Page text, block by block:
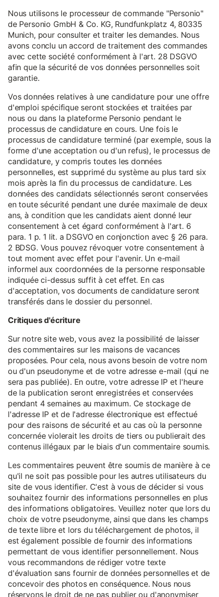
Nous utilisons le processeur de commande "Personio"
de Personio GmbH & Co. KG, Rundfunkplatz 4, 80335
Munich, pour consulter et traiter les demandes. Nous
avons conclu un accord de traitement des commandes
avec cette société conformément à l'art. 28 DSGVO
afin que la sécurité de vos données personnelles soit
garantie.
Vos données relatives à une candidature pour une offre
d'emploi spécifique seront stockées et traitées par
nous ou dans la plateforme Personio pendant le
processus de candidature en cours. Une fois le
processus de candidature terminé (par exemple, sous la
forme d'une acceptation ou d'un refus), le processus de
candidature, y compris toutes les données
personnelles, est supprimé du système au plus tard six
mois après la fin du processus de candidature. Les
données des candidats sélectionnés seront conservées
en toute sécurité pendant une durée maximale de deux
ans, à condition que les candidats aient donné leur
consentement à cet égard conformément à l'art. 6
para. 1 p. 1 lit. a DSGVO en conjonction avec § 26 para.
2 BDSG. Vous pouvez révoquer votre consentement à
tout moment avec effet pour l'avenir. Un e-mail
informel aux coordonnées de la personne responsable
indiquée ci-dessus suffit à cet effet. En cas
d'acceptation, vos documents de candidature seront
transférés dans le dossier du personnel.
Critiques d'écriture
Sur notre site web, vous avez la possibilité de laisser
des commentaires sur les maisons de vacances
proposées. Pour cela, nous avons besoin de votre nom
ou d'un pseudonyme et de votre adresse e-mail (qui ne
sera pas publiée). En outre, votre adresse IP et l'heure
de la publication seront enregistrées et conservées
pendant 4 semaines au maximum. Ce stockage de
l'adresse IP et de l'adresse électronique est effectué
pour des raisons de sécurité et au cas où la personne
concernée violerait les droits de tiers ou publierait des
contenus illégaux par le biais d'un commentaire soumis.
Les commentaires peuvent être soumis de manière à ce
qu'il ne soit pas possible pour les autres utilisateurs du
site de vous identifier. C'est à vous de décider si vous
souhaitez fournir des informations personnelles en plus
des informations obligatoires. Veuillez noter que lors du
choix de votre pseudonyme, ainsi que dans les champs
de texte libre et lors du téléchargement de photos, il
est également possible de fournir des informations
permettant de vous identifier personnellement. Nous
vous recommandons de rédiger votre texte
d'évaluation sans fournir de données personnelles et de
concevoir des photos en conséquence. Nous nous
réservons le droit de ne pas publier ou d'anonymiser